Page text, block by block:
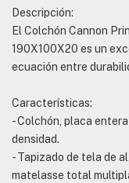
Descripción:
El Colchón Cannon
190X100X20 es un
ecuación entre
Características:
- Colchón, placa
densidad.
- Tapizado de tela de
matelasse total